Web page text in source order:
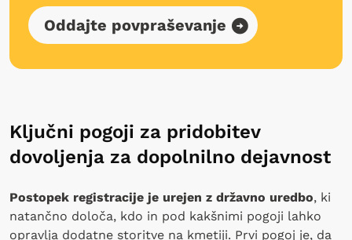
Oddajte povpraševanje
Ključni pogoji za pridobitev
dovoljenja za dopolnilno dejavnost
Postopek registracije je urejen z državno uredbo, ki
natančno določa, kdo in pod kakšnimi pogoji lahko
opravlja dodatne storitve na kmetiji. Prvi pogoj je, da